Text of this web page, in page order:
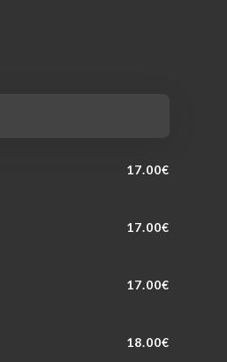
17.00€
17.00€
17.00€
18.00€